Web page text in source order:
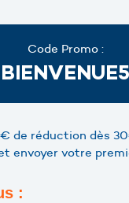
Code Promo :
BIENVENUE5
de réduction dès
envoyer votre
: